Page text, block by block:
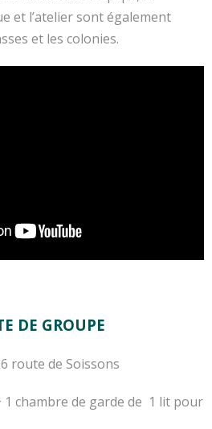
et l’atelier sont également
et les colonies.
DE GROUPE
route de Soissons
1 chambre de garde de 1 lit pour